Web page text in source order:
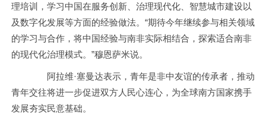
理培训，学习中国在服务创新、治理现代化、智慧城市建设以
及数字化发展等方面的经验做法。“期待今年继续参与相关领域
的学习与合作，将中国经验与南非实际相结合，探索适合南非
的现代化治理模式。”穆恩萨米说。
阿拉维·塞曼达表示，青年是非中友谊的传承者，推动
青年交往将进一步促进双方人民心连心，为全球南方国家携手
发展夯实民意基础。